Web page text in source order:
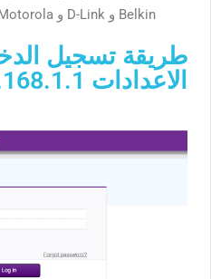
Belkin و D-Link و Motorola و Trendnet و Cisco.
طريقة تسجيل
الاعدادات 192.168.1.1